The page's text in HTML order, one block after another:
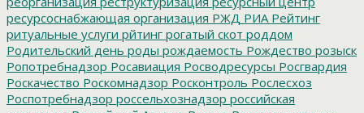
ресурсоснабжающая организация РЖД РИА Рейтинг
ритуальные услуги рйтинг рогатый скот роддом
Родительский день роды рождаемость Рождество розыск
Ропотребнадзор Росавиация Росводресурсы Росгвардия
Роскачество Роскомнадзор Росконтроль Рослесхоз
Роспотребнадзор россельхознадзор российская